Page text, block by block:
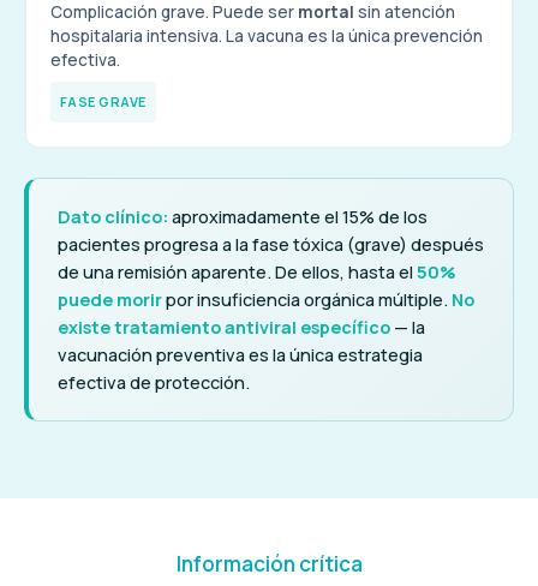
Complicación grave. Puede ser mortal sin atención
hospitalaria intensiva. La vacuna es la única prevención
efectiva.
FASE GRAVE
Dato clínico: aproximadamente el 15% de los
pacientes progresa a la fase tóxica (grave) después
de una remisión aparente. De ellos, hasta el 50%
puede morirpor insuficiencia orgánica múltiple. No
existe tratamiento antiviral específico — la
vacunación preventiva es la única estrategia
efectiva de protección.
Información crítica